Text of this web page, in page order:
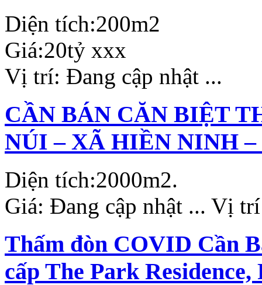
Diện tích:200m2
Giá:20tỷ xxx
Vị trí: Đang cập nhật ...
CẦN BÁN CĂN BIỆT
NÚI – XÃ HIỀN NINH –
Diện tích:2000m2.
Giá: Đang cập nhật ... Vị
Thấm đòn COVID Cần
cấp The Park